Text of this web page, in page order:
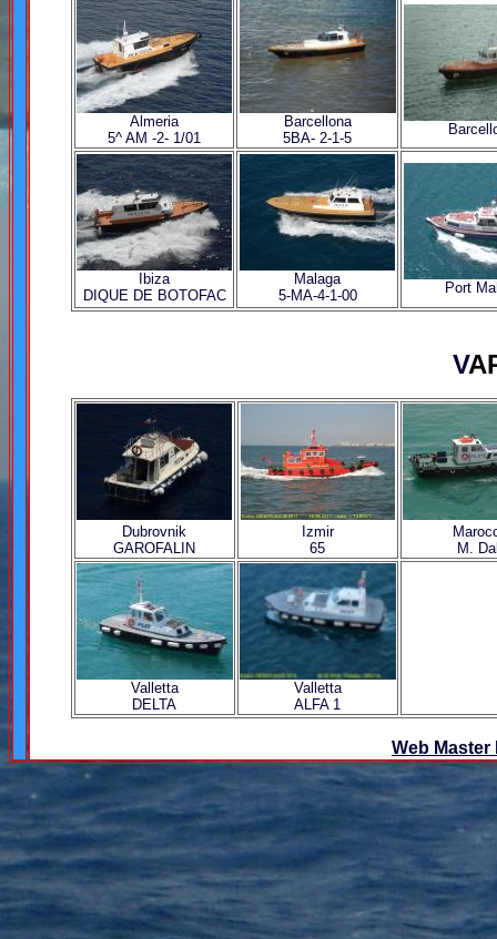
Almeria
5^ AM -2- 1/01
Barcellona
5BA- 2-1-5
Ibiza
DIQUE DE BOTOFAC
Malaga
5-MA-4-1-00
Port
V
Dubrovnik
GAROFALIN
Izmir
65
M.
Valletta
DELTA
Valletta
ALFA 1
Web